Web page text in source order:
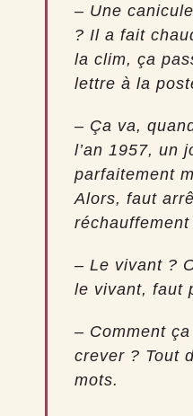
– Une
? Il a fait
la clim, ça
lettre à la
– Ça va,
l’an 1957, un
parfaitement
Alors, faut
– Le vivant ?
le vivant, faut
– Comment
crever ? Tout
mots.